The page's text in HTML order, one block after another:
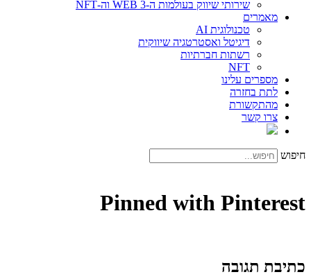
שירותי שיווק בעולמות ה-WEB 3 וה-NFT
מאמרים
טכנולוגית AI
דיגיטל ואסטרטגיה שיווקית
רשתות חברתיות
NFT
מספרים עלינו
לתת בחזרה
מהתקשורת
צרו קשר
חיפוש
Pinned with Pinterest
כתיבת תגובה